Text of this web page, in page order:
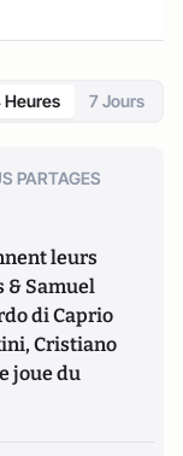
Heures 7 Jours
PARTAGES
leurs
& Samuel
di Caprio
Cristiano
joue du